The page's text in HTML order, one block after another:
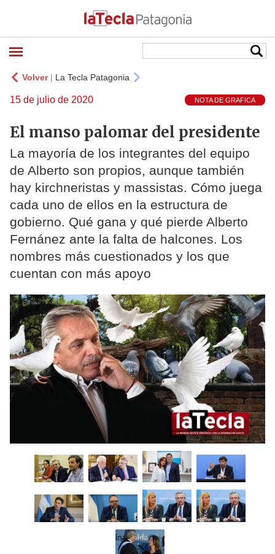
Volver| La Tecla Patagonia
15 de julio de 2020 NOTA DE GRAFICA
El manso palomar del presidente
La mayoría de los integrantes del equipo
de Alberto son propios, aunque también
hay kirchneristas y massistas. Cómo juega
cada uno de ellos en la estructura de
gobierno. Qué gana y qué pierde Alberto
Fernánez ante la falta de halcones. Los
nombres más cuestionados y los que
cuentan con más apoyo